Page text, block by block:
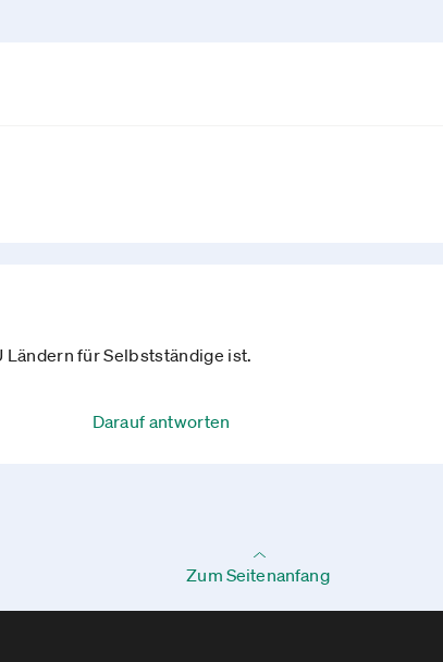
für Selbstständige ist.
Darauf antworten
Zum Seitenanfang